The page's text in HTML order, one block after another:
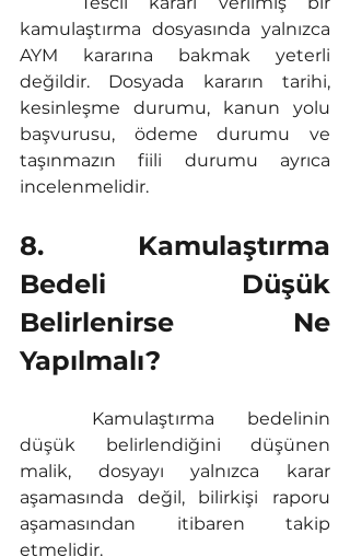
kamulaştırma dosyasında yalnızca
AYM kararına bakmak yeterli
değildir. Dosyada kararın tarihi,
kesinleşme durumu, kanun yolu
başvurusu, ödeme durumu ve
taşınmazın fiili durumu ayrıca
incelenmelidir.
8. Kamulaştırma
Bedeli Düşük
Belirlenirse Ne
Yapılmalı?
düşük belirlendiğini düşünen
malik, dosyayı yalnızca karar
aşamasında değil, bilirkişi raporu
aşamasından itibaren takip
etmelidir.